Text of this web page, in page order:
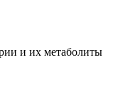
и их метаболиты